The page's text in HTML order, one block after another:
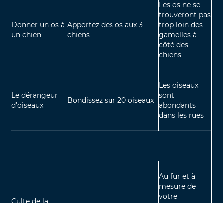
Donner un os à
un chien
Apportez des os aux 3
chiens
Les os ne se
trouveront pas
trop loin des
gamelles à
côté des
chiens
Le dérangeur
d’oiseaux
Bondissez sur 20 oiseaux
Les oiseaux
sont
abondants
dans les rues
Culte de la
Au fur et à
mesure de
votre